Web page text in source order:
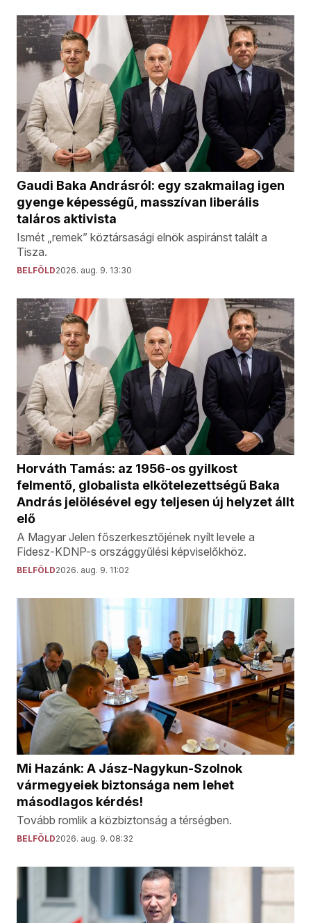
Gaudi Baka Andrásról: egy szakmailag igen
gyenge képességű, masszívan liberális
taláros aktivista
Ismét „remek” köztársasági elnök aspiránst talált a
Tisza.
BELFÖLD2026. aug. 9. 13:30
Horváth Tamás: az 1956-os gyilkost
felmentő, globalista elkötelezettségű Baka
András jelölésével egy teljesen új helyzet állt
elő
A Magyar Jelen főszerkesztőjének nyílt levele a
Fidesz-KDNP-s országgyűlési képviselőkhöz.
BELFÖLD2026. aug. 9. 11:02
Mi Hazánk: A Jász-Nagykun-Szolnok
vármegyeiek biztonsága nem lehet
másodlagos kérdés!
Tovább romlik a közbiztonság a térségben.
BELFÖLD2026. aug. 9. 08:32